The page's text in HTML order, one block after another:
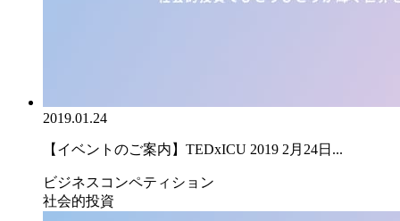
2019.01.24
【イベントのご案内】TEDxICU 2019 2月24日...
ビジネスコンペティション
社会的投資